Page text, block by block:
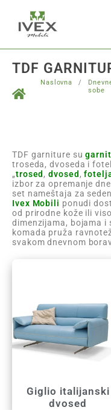
TDF
Naslovna /
sobe
TDF garniture su
troseda, dvoseda i
„trosed ,dvosed ,
izbor za opremanje
set nameštaja za
Ivex Mobili ponudi
od prirodne kože ili
dimenzijama, bojama
komada pruža
svakom dnevnom
Giglio italijanski
dvosed